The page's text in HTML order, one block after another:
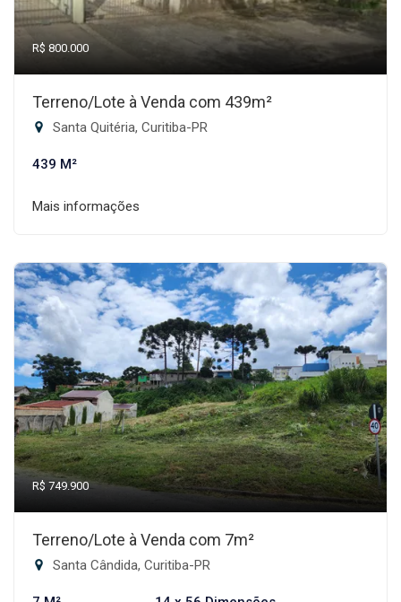
R$ 800.000
Terreno/Lote à Venda com 439m²
Santa Quitéria, Curitiba-PR
439 M²
Mais informações
R$ 749.900
Terreno/Lote à Venda com 7m²
Santa Cândida, Curitiba-PR